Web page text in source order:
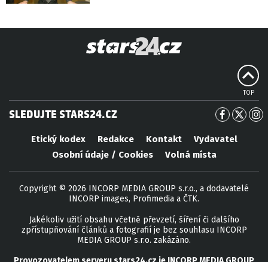
TOP
SLEDUJTE STARS24.CZ
Etický kodex Redakce Kontakt
Vydavatel
Osobní údaje / Cookies
Volná místa
Copyright © 2026 INCORP MEDIA GROUP s.r.o., a dodavatelé
INCORP images, Profimedia a ČTK.
Jakékoliv užití obsahu včetně převzetí, šíření či dalšího
zpřístupňování článků a fotografií je bez souhlasu INCORP
MEDIA GROUP s.r.o. zakázáno.